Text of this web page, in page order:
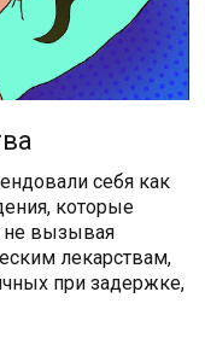
себя как
которые
не вызывая
лекарствам,
при задержке,